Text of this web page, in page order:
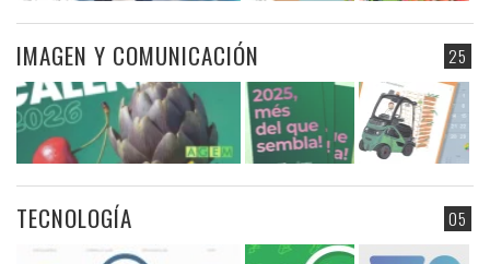
25
IMAGEN Y COMUNICACIÓN
05
TECNOLOGÍA